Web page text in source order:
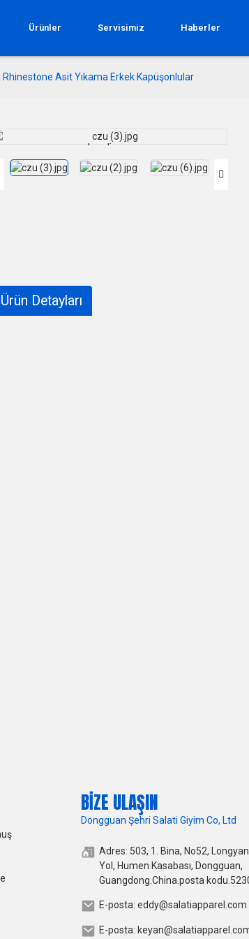
Ürünler Servisimiz Haberler
Rhinestone Asit Yıkama Erkek Kapüşonlular
Loading...
Loading...
Ürün Detayları
BIZE ULAŞIN
Dongguan Şehri Salati Giyim Co, Ltd
Adres: 503, 1. Bina, No52, Longyan
Yol, Humen Kasabası, Dongguan,
Guangdong.China.posta
E-posta: eddy@salatiapparel.com
E-posta: